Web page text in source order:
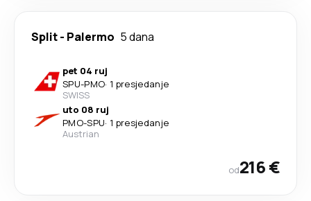
Split- Palermo 5 dana
pet 04 ruj
SPU-PMO· 1 presjedanje
SWISS
uto 08 ruj
PMO-SPU· 1 presjedanje
Austrian
od216 €